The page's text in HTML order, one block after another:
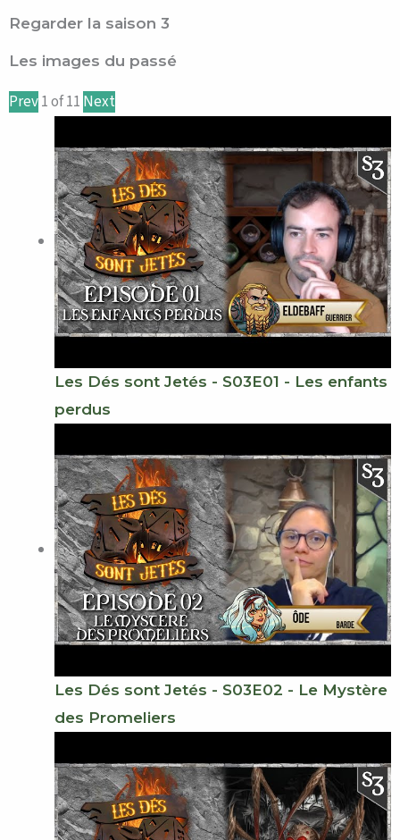
Regarder la saison 3
Les images du passé
Prev1of11 Next
Les Dés sont Jetés - S03E01 - Les enfants
perdus
Les Dés sont Jetés - S03E02 - Le Mystère
des Promeliers